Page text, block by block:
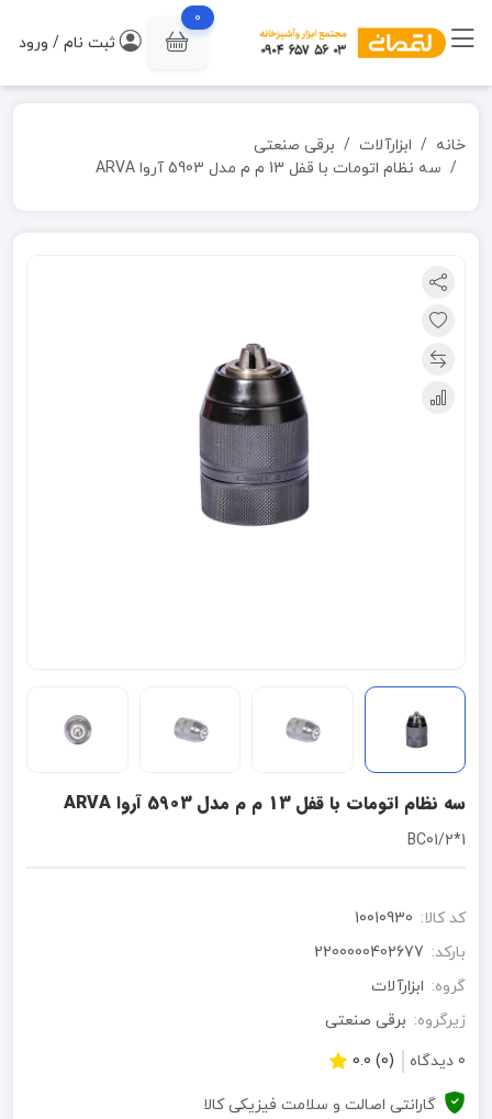
0
ثبت نام / ورود
خانه ابزارآلات
برقی صنعتی
سه نظام اتومات با قفل 13 م م مدل 5903 آروا ARVA
سه نظام اتومات با قفل 13 م م مدل 5903 آروا ARVA
1*BC01/2
کد کالا: 10010930
بارکد: 2200000402677
گروه: ابزارآلات
زیرگروه: برقی صنعتی
0 دیدگاه
(0) 0.0
گارانتی اصالت و سلامت فیزیکی کالا